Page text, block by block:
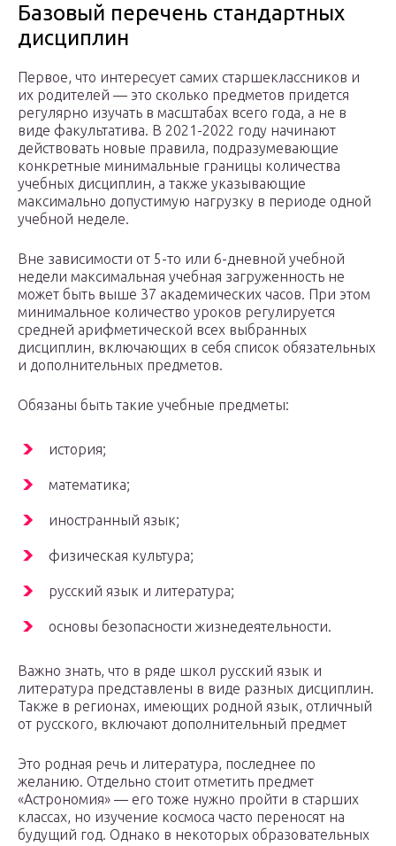
Базовый перечень стандартных
дисциплин
Первое, что интересует самих старшеклассников и
их родителей — это сколько предметов придется
регулярно изучать в масштабах всего года, а не в
виде факультатива. В 2021-2022 году начинают
действовать новые правила, подразумевающие
конкретные минимальные границы количества
учебных дисциплин, а также указывающие
максимально допустимую нагрузку в периоде одной
учебной неделе.
Вне зависимости от 5-то или 6-дневной учебной
недели максимальная учебная загруженность не
может быть выше 37 академических часов. При этом
минимальное количество уроков регулируется
средней арифметической всех выбранных
дисциплин, включающих в себя список обязательных
и дополнительных предметов.
Обязаны быть такие учебные предметы:
история;
математика;
иностранный язык;
физическая культура;
русский язык и литература;
основы безопасности жизнедеятельности.
Важно знать, что в ряде школ русский язык и
литература представлены в виде разных дисциплин.
Также в регионах, имеющих родной язык, отличный
от русского, включают дополнительный предмет
Это родная речь и литература, последнее по
желанию. Отдельно стоит отметить предмет
«Астрономия» — его тоже нужно пройти в старших
классах, но изучение космоса часто переносят на
будущий год. Однако в некоторых образовательных